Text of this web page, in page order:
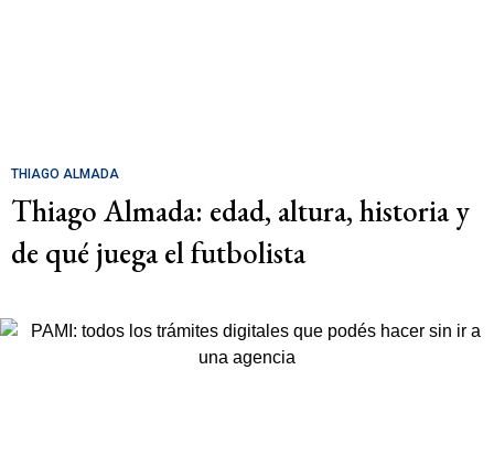
THIAGO ALMADA
Thiago Almada: edad, altura, historia y
de qué juega el futbolista